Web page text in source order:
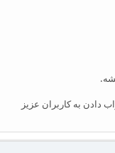
به کاربران عزیز